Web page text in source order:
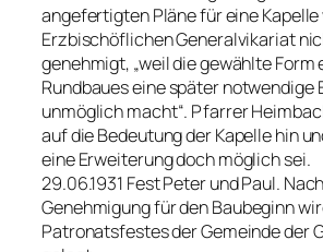
angefertigten Pläne für eine Kapelle
Erzbischöflichen Generalvikariat
genehmigt, „weil die gewählte Form
Rundbaues eine später notwendige
unmöglich macht“. Pfarrer
auf die Bedeutung der Kapelle hin
eine Erweiterung doch möglich sei.
29.06.1931 Fest Peter und Paul.
Genehmigung für den Baubeginn
Patronatsfestes der Gemeinde der